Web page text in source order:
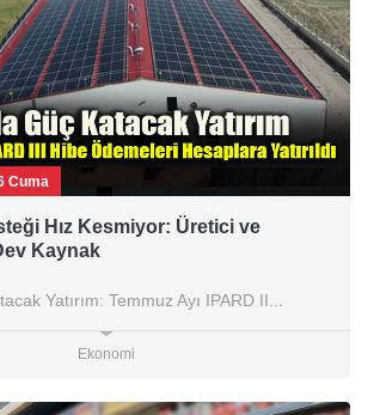
Cuma
Hız Kesmiyor: Üretici ve
Kaynak
Yatırım: Temmuz Ayı IPARD II...
Ekonomi